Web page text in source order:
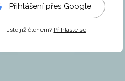
Přihlášení přes Google
Jste již členem? Přihlaste se